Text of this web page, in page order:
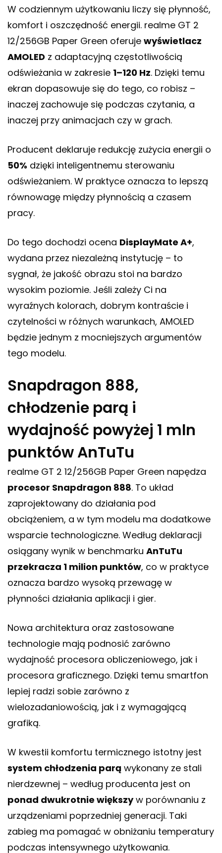
W codziennym użytkowaniu liczy się płynność,
komfort i oszczędność energii. realme GT 2
12/256GB Paper Green oferuje wyświetlacz
AMOLED z adaptacyjną częstotliwością
odświeżania w zakresie 1–120 Hz. Dzięki temu
ekran dopasowuje się do tego, co robisz –
inaczej zachowuje się podczas czytania, a
inaczej przy animacjach czy w grach.
Producent deklaruje redukcję zużycia energii o
50% dzięki inteligentnemu sterowaniu
odświeżaniem. W praktyce oznacza to lepszą
równowagę między płynnością a czasem
pracy.
Do tego dochodzi ocena DisplayMate A+,
wydana przez niezależną instytucję – to
sygnał, że jakość obrazu stoi na bardzo
wysokim poziomie. Jeśli zależy Ci na
wyraźnych kolorach, dobrym kontraście i
czytelności w różnych warunkach, AMOLED
będzie jednym z mocniejszych argumentów
tego modelu.
Snapdragon 888,
chłodzenie parą i
wydajność powyżej 1 mln
punktów AnTuTu
realme GT 2 12/256GB Paper Green napędza
procesor Snapdragon 888. To układ
zaprojektowany do działania pod
obciążeniem, a w tym modelu ma dodatkowe
wsparcie technologiczne. Według deklaracji
osiągany wynik w benchmarku AnTuTu
przekracza 1 milion punktów, co w praktyce
oznacza bardzo wysoką przewagę w
płynności działania aplikacji i gier.
Nowa architektura oraz zastosowane
technologie mają podnosić zarówno
wydajność procesora obliczeniowego, jak i
procesora graficznego. Dzięki temu smartfon
lepiej radzi sobie zarówno z
wielozadaniowością, jak i z wymagającą
grafiką.
W kwestii komfortu termicznego istotny jest
system chłodzenia parą wykonany ze stali
nierdzewnej – według producenta jest on
ponad dwukrotnie większyw porównaniu z
urządzeniami poprzedniej generacji. Taki
zabieg ma pomagać w obniżaniu temperatury
podczas intensywnego użytkowania.